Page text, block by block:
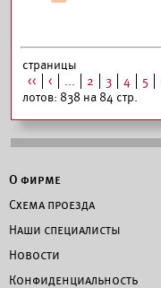
страницы
<<
< ... 2 3 4 5
лотов: 838 на 84 стр.
О фирме
Схема проезда
Наши специалисты
Новости
Конфиденциальность